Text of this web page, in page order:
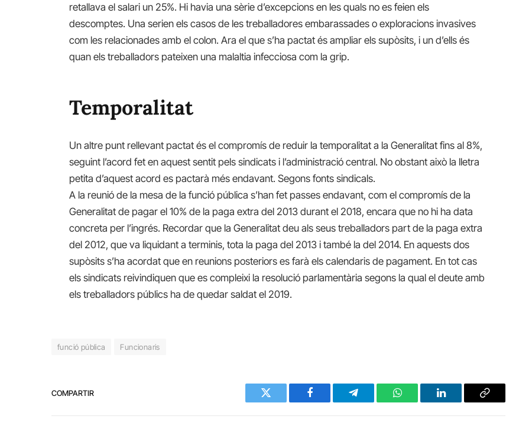
retallava el salari un 25%. Hi havia una sèrie d’excepcions en les quals no es feien els
descomptes. Una serien els casos de les treballadores embarassades o exploracions invasives
com les relacionades amb el colon. Ara el que s’ha pactat és ampliar els supòsits, i un d’ells és
quan els treballadors pateixen una malaltia infecciosa com la grip.
Temporalitat
Un altre punt rellevant pactat és el compromís de reduir la temporalitat a la Generalitat fins al 8%,
seguint l’acord fet en aquest sentit pels sindicats i l’administració central. No obstant això la lletra
petita d’aquest acord es pactarà més endavant. Segons fonts sindicals.
A la reunió de la mesa de la funció pública s’han fet passes endavant, com el compromís de la
Generalitat de pagar el 10% de la paga extra del 2013 durant el 2018, encara que no hi ha data
concreta per l’ingrés. Recordar que la Generalitat deu als seus treballadors part de la paga extra
del 2012, que va liquidant a terminis, tota la paga del 2013 i també la del 2014. En aquests dos
supòsits s’ha acordat que en reunions posteriors es farà els calendaris de pagament. En tot cas
els sindicats reivindiquen que es compleixi la resolució parlamentària segons la qual el deute amb
els treballadors públics ha de quedar saldat el 2019.
funció pública Funcionaris
COMPARTIR
Twitter Facebook Telegram WhatsAppLinkedIn Copy